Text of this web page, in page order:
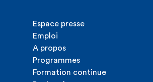
Espace presse
Emploi
A propos
Programmes
Formation continue